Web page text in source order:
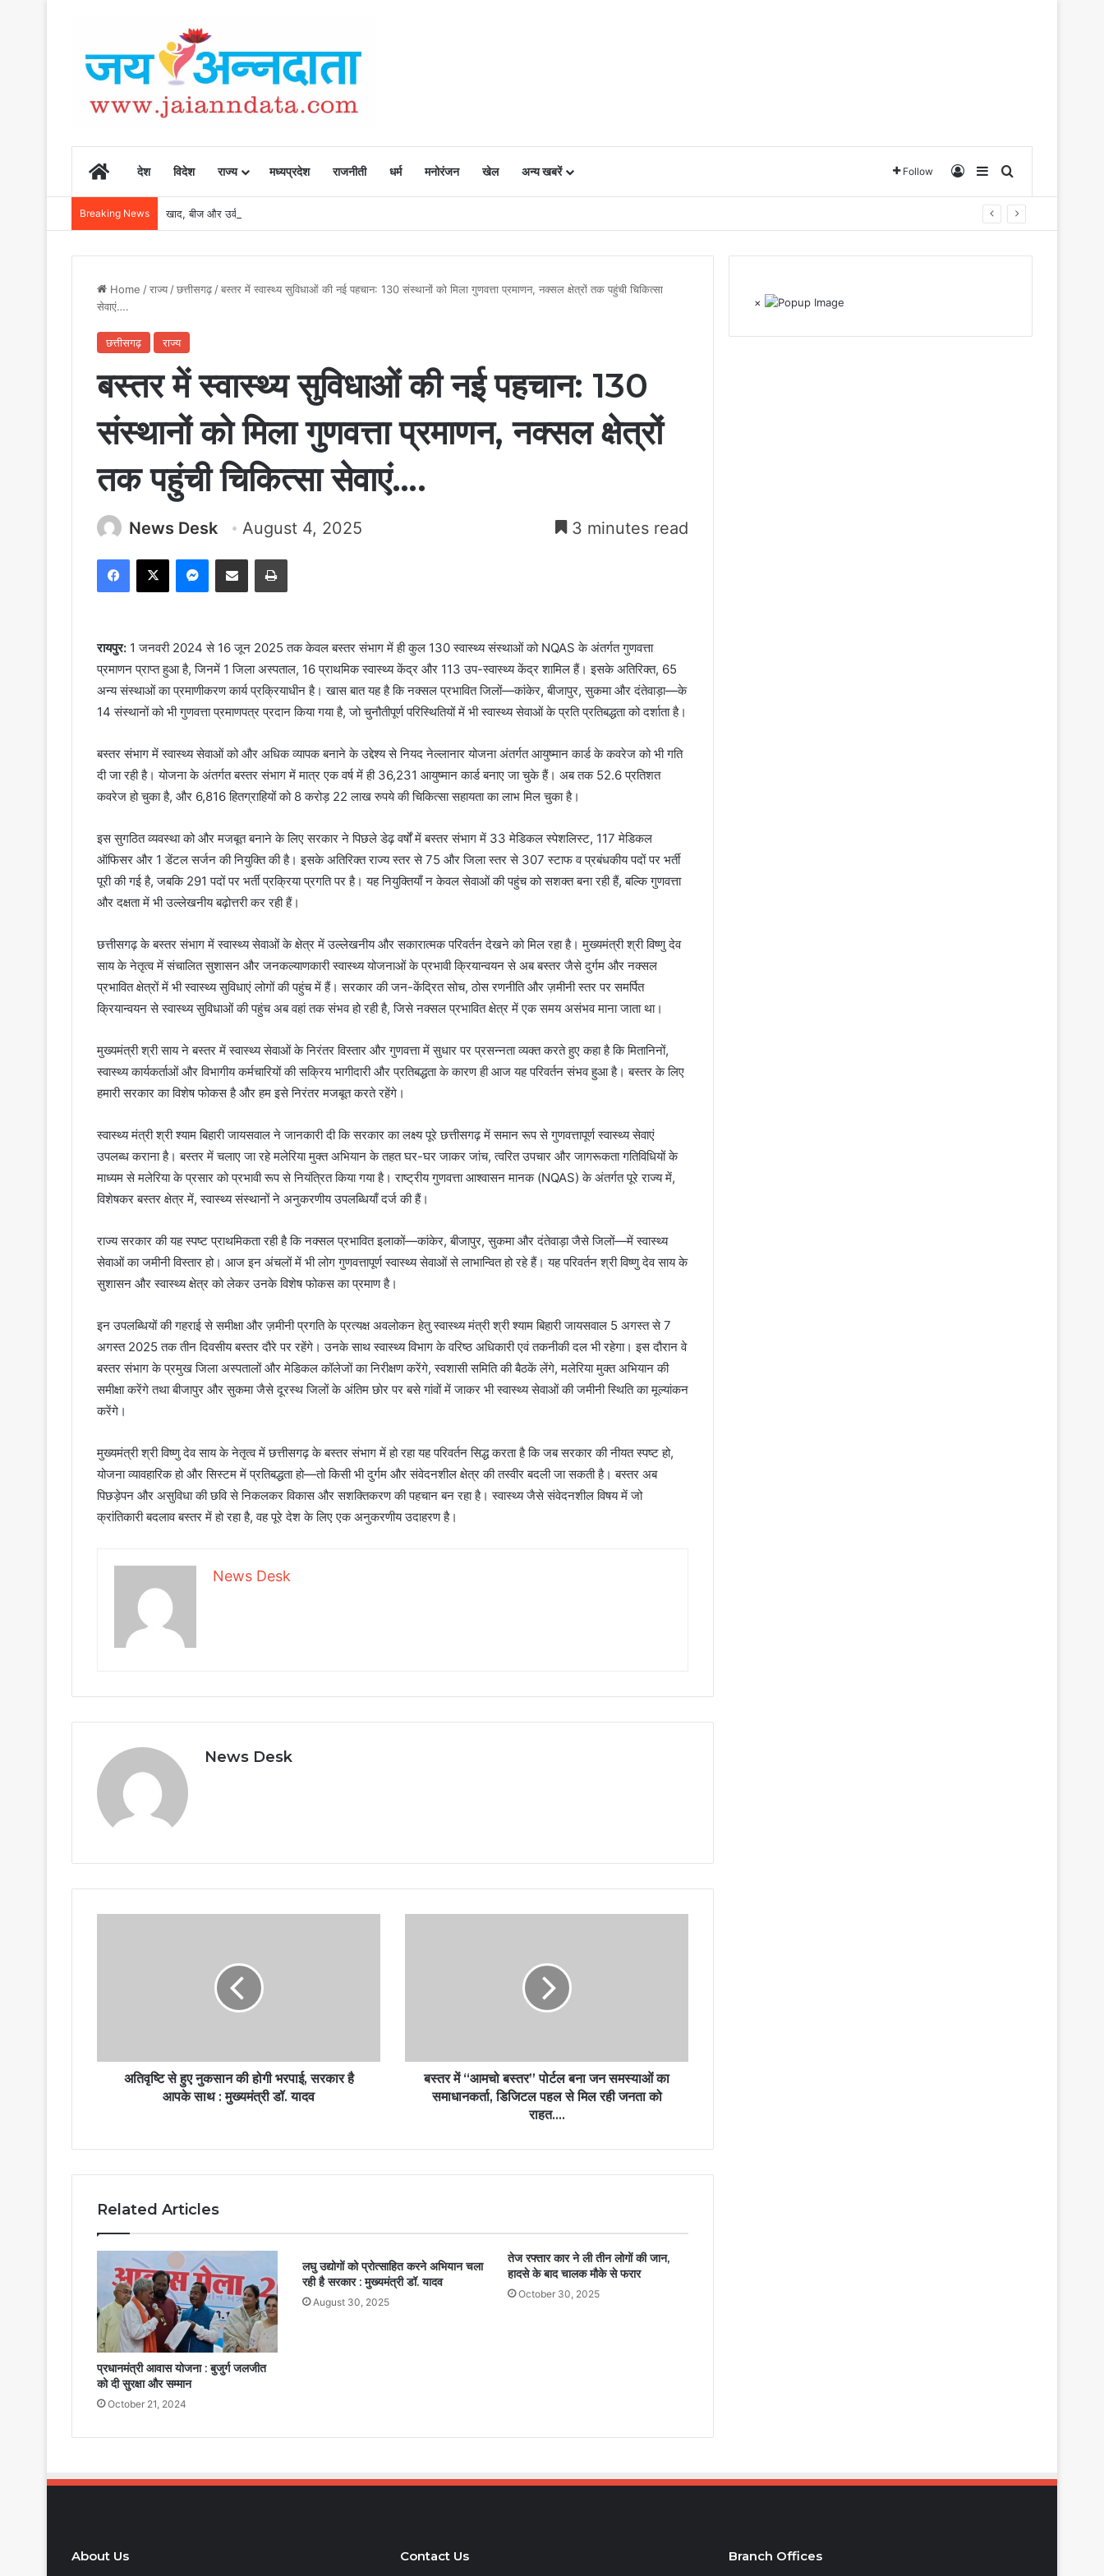
Homeदेश विदेश राज्य मध्यप्रदेश राजनीती धर्म मनोरंजन खेल अन्य खबरें Follow Log InSidebarSearch for
Breaking News खाद, बीज और उर्वरकों की समय पर उपलब्धता से किसानों में उत्साह, नैनो डीएपी और नैनो यूरिया बने किसानों के भरोसेमंद कृषि साथी…..
Home /राज्य/छत्तीसगढ़/बस्तर में स्वास्थ्य सुविधाओं की नई पहचान: 130 संस्थानों को मिला गुणवत्ता प्रमाणन, नक्सल क्षेत्रों तक पहुंची चिकित्सा
सेवाएं….
छत्तीसगढ़ राज्य
बस्तर में स्वास्थ्य सुविधाओं की नई पहचान: 130
संस्थानों को मिला गुणवत्ता प्रमाणन, नक्सल क्षेत्रों
तक पहुंची चिकित्सा सेवाएं….
News Desk August 4, 2025 3 minutes read
Facebook
X Messenger
Share via Email Print
रायपुर: 1 जनवरी 2024 से 16 जून 2025 तक केवल बस्तर संभाग में ही कुल 130 स्वास्थ्य संस्थाओं को NQAS के अंतर्गत गुणवत्ता
प्रमाणन प्राप्त हुआ है, जिनमें 1 जिला अस्पताल, 16 प्राथमिक स्वास्थ्य केंद्र और 113 उप-स्वास्थ्य केंद्र शामिल हैं। इसके अतिरिक्त, 65
अन्य संस्थाओं का प्रमाणीकरण कार्य प्रक्रियाधीन है। खास बात यह है कि नक्सल प्रभावित जिलों—कांकेर, बीजापुर, सुकमा और दंतेवाड़ा—के
14 संस्थानों को भी गुणवत्ता प्रमाणपत्र प्रदान किया गया है, जो चुनौतीपूर्ण परिस्थितियों में भी स्वास्थ्य सेवाओं के प्रति प्रतिबद्धता को दर्शाता है।
बस्तर संभाग में स्वास्थ्य सेवाओं को और अधिक व्यापक बनाने के उद्देश्य से नियद नेल्लानार योजना अंतर्गत आयुष्मान कार्ड के कवरेज को भी गति
दी जा रही है। योजना के अंतर्गत बस्तर संभाग में मात्र एक वर्ष में ही 36,231 आयुष्मान कार्ड बनाए जा चुके हैं। अब तक 52.6 प्रतिशत
कवरेज हो चुका है, और 6,816 हितग्राहियों को 8 करोड़ 22 लाख रुपये की चिकित्सा सहायता का लाभ मिल चुका है।
इस सुगठित व्यवस्था को और मजबूत बनाने के लिए सरकार ने पिछले डेढ़ वर्षों में बस्तर संभाग में 33 मेडिकल स्पेशलिस्ट, 117 मेडिकल
ऑफिसर और 1 डेंटल सर्जन की नियुक्ति की है। इसके अतिरिक्त राज्य स्तर से 75 और जिला स्तर से 307 स्टाफ व प्रबंधकीय पदों पर भर्ती
पूरी की गई है, जबकि 291 पदों पर भर्ती प्रक्रिया प्रगति पर है। यह नियुक्तियाँ न केवल सेवाओं की पहुंच को सशक्त बना रही हैं, बल्कि गुणवत्ता
और दक्षता में भी उल्लेखनीय बढ़ोत्तरी कर रही हैं।
छत्तीसगढ़ के बस्तर संभाग में स्वास्थ्य सेवाओं के क्षेत्र में उल्लेखनीय और सकारात्मक परिवर्तन देखने को मिल रहा है। मुख्यमंत्री श्री विष्णु देव
साय के नेतृत्व में संचालित सुशासन और जनकल्याणकारी स्वास्थ्य योजनाओं के प्रभावी क्रियान्वयन से अब बस्तर जैसे दुर्गम और नक्सल
प्रभावित क्षेत्रों में भी स्वास्थ्य सुविधाएं लोगों की पहुंच में हैं। सरकार की जन-केंद्रित सोच, ठोस रणनीति और ज़मीनी स्तर पर समर्पित
क्रियान्वयन से स्वास्थ्य सुविधाओं की पहुंच अब वहां तक संभव हो रही है, जिसे नक्सल प्रभावित क्षेत्र में एक समय असंभव माना जाता था।
मुख्यमंत्री श्री साय ने बस्तर में स्वास्थ्य सेवाओं के निरंतर विस्तार और गुणवत्ता में सुधार पर प्रसन्नता व्यक्त करते हुए कहा है कि मितानिनों,
स्वास्थ्य कार्यकर्ताओं और विभागीय कर्मचारियों की सक्रिय भागीदारी और प्रतिबद्धता के कारण ही आज यह परिवर्तन संभव हुआ है। बस्तर के लिए
हमारी सरकार का विशेष फोकस है और हम इसे निरंतर मजबूत करते रहेंगे।
स्वास्थ्य मंत्री श्री श्याम बिहारी जायसवाल ने जानकारी दी कि सरकार का लक्ष्य पूरे छत्तीसगढ़ में समान रूप से गुणवत्तापूर्ण स्वास्थ्य सेवाएं
उपलब्ध कराना है। बस्तर में चलाए जा रहे मलेरिया मुक्त अभियान के तहत घर-घर जाकर जांच, त्वरित उपचार और जागरूकता गतिविधियों के
माध्यम से मलेरिया के प्रसार को प्रभावी रूप से नियंत्रित किया गया है। राष्ट्रीय गुणवत्ता आश्वासन मानक (NQAS) के अंतर्गत पूरे राज्य में,
विशेषकर बस्तर क्षेत्र में, स्वास्थ्य संस्थानों ने अनुकरणीय उपलब्धियाँ दर्ज की हैं।
राज्य सरकार की यह स्पष्ट प्राथमिकता रही है कि नक्सल प्रभावित इलाकों—कांकेर, बीजापुर, सुकमा और दंतेवाड़ा जैसे जिलों—में स्वास्थ्य
सेवाओं का जमीनी विस्तार हो। आज इन अंचलों में भी लोग गुणवत्तापूर्ण स्वास्थ्य सेवाओं से लाभान्वित हो रहे हैं। यह परिवर्तन श्री विष्णु देव साय के
सुशासन और स्वास्थ्य क्षेत्र को लेकर उनके विशेष फोकस का प्रमाण है।
इन उपलब्धियों की गहराई से समीक्षा और ज़मीनी प्रगति के प्रत्यक्ष अवलोकन हेतु स्वास्थ्य मंत्री श्री श्याम बिहारी जायसवाल 5 अगस्त से 7
अगस्त 2025 तक तीन दिवसीय बस्तर दौरे पर रहेंगे। उनके साथ स्वास्थ्य विभाग के वरिष्ठ अधिकारी एवं तकनीकी दल भी रहेगा। इस दौरान वे
बस्तर संभाग के प्रमुख जिला अस्पतालों और मेडिकल कॉलेजों का निरीक्षण करेंगे, स्वशासी समिति की बैठकें लेंगे, मलेरिया मुक्त अभियान की
समीक्षा करेंगे तथा बीजापुर और सुकमा जैसे दूरस्थ जिलों के अंतिम छोर पर बसे गांवों में जाकर भी स्वास्थ्य सेवाओं की जमीनी स्थिति का मूल्यांकन
करेंगे।
मुख्यमंत्री श्री विष्णु देव साय के नेतृत्व में छत्तीसगढ़ के बस्तर संभाग में हो रहा यह परिवर्तन सिद्ध करता है कि जब सरकार की नीयत स्पष्ट हो,
योजना व्यावहारिक हो और सिस्टम में प्रतिबद्धता हो—तो किसी भी दुर्गम और संवेदनशील क्षेत्र की तस्वीर बदली जा सकती है। बस्तर अब
पिछड़ेपन और असुविधा की छवि से निकलकर विकास और सशक्तिकरण की पहचान बन रहा है। स्वास्थ्य जैसे संवेदनशील विषय में जो
क्रांतिकारी बदलाव बस्तर में हो रहा है, वह पूरे देश के लिए एक अनुकरणीय उदाहरण है।
News Desk
News Desk
अतिवृष्टि से हुए नुकसान की होगी भरपाई, सरकार है
आपके साथ : मुख्यमंत्री डॉ. यादव
बस्तर में “आमचो बस्तर” पोर्टल बना जन समस्याओं का
समाधानकर्ता, डिजिटल पहल से मिल रही जनता को
राहत….
Related Articles
प्रधानमंत्री आवास योजना : बुजुर्ग जलजीत
को दी सुरक्षा और सम्मान
October 21, 2024
लघु उद्योगों को प्रोत्साहित करने अभियान चला
रही है सरकार : मुख्यमंत्री डॉ. यादव
August 30, 2025
तेज रफ्तार कार ने ली तीन लोगों की जान,
हादसे के बाद चालक मौके से फरार
October 30, 2025
×
About Us Contact Us Branch Offices